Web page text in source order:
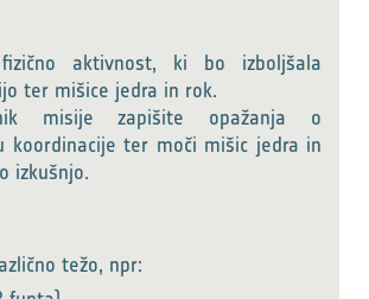
aktivnost, ki bo izboljšala
ter mišice jedra in rok.
misije zapišite opažanja o
koordinacije ter moči mišic jedra in
izkušnjo.
težo, npr: